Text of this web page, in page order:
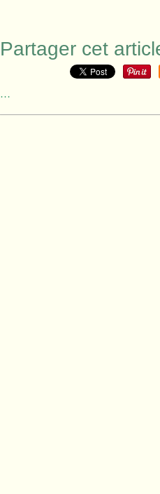
Partager cet
…